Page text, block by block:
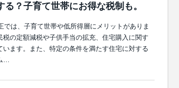
る？子育て世帯にお得な税制も。
では、子育て世帯や低所得層にメリットがありま
税の定額減税や子供手当の拡充、住宅購入に関す
います。また、特定の条件を満たす住宅に対する
…